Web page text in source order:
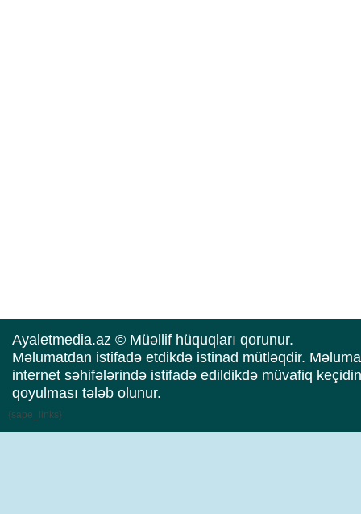
Ayaletmedia.az © Müəllif hüquqları qorunur.
Məlumatdan istifadə etdikdə istinad mütləqdir.
internet səhifələrində istifadə edildikdə müvafiq keçidin
qoyulması tələb olunur.
{sape_links}